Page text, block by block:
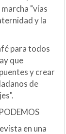
"vías
y la
para todos
que
y crear
de
en una